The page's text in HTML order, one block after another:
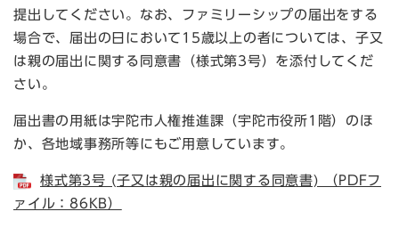
提出してください。なお、ファミリーシップの届出をする
場合で、届出の日において15歳以上の者については、子又
は親の届出に関する同意書（様式第3号）を添付してくだ
さい。
届出書の用紙は宇陀市人権推進課（宇陀市役所1階）のほ
か、各地域事務所等にもご用意しています。
様式第3号 (子又は親の届出に関する同意書) （PDFフ
ァイル：86KB）